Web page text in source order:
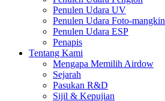
Penulen Udara UV
Penulen Udara Foto-mangkin
Penulen Udara ESP
Penapis
Tentang Kami
Mengapa Memilih Airdow
Sejarah
Pasukan R&D
Sijil & Kepujian